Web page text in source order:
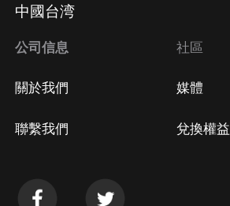
中國台湾
公司信息
關於我們
聯繫我們
社區
媒體
兌換權益